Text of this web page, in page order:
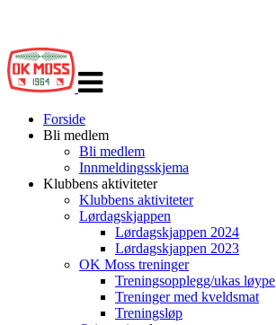
navigasjon
Forside
Bli medlem
Bli medlem
Innmeldingsskjema
Klubbens aktiviteter
Klubbens aktiviteter
Lørdagskjappen
Lørdagskjappen 2024
Lørdagskjappen 2023
OK Moss treninger
Treningsopplegg/ukas løype
Treninger med kveldsmat
Treningsløp